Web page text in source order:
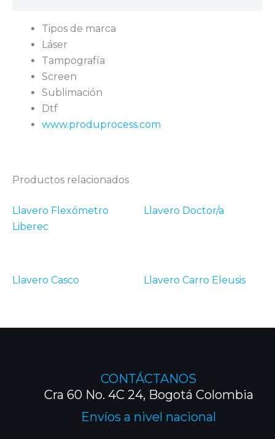
Tipos de marca
Láser
Tampografía
Screen
Sublimación
Dtf
www.produprocess.com
Productos relacionados
Llavero Flexómetro
Liberec
Llavero Doctor/a
Llavero Casco Llavero Carro Eleusis
CONTÁCTANOS
Cra 60 No. 4C 24, Bogotá Colombia
Envíos a nivel nacional